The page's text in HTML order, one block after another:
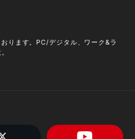
ります。PC/デジタル、ワーク&ラ